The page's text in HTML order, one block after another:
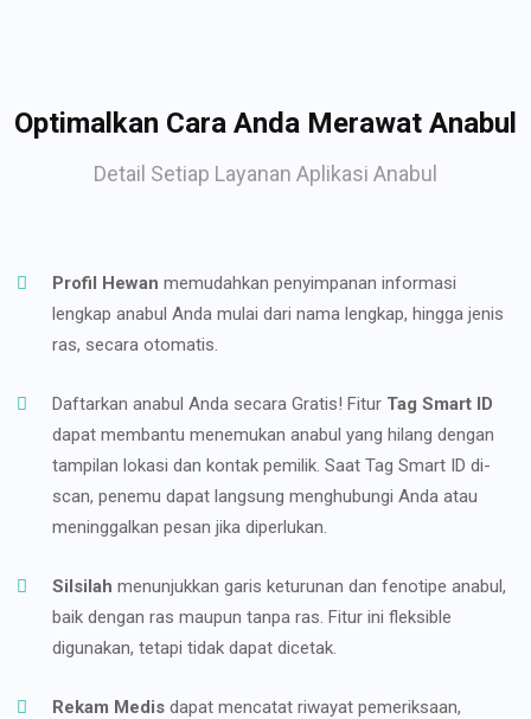
Optimalkan Cara Anda Merawat Anabul
Detail Setiap Layanan Aplikasi Anabul
Profil Hewan memudahkan penyimpanan informasi
lengkap anabul Anda mulai dari nama lengkap, hingga jenis
ras, secara otomatis.
Daftarkan anabul Anda secara Gratis! Fitur Tag Smart ID
dapat membantu menemukan anabul yang hilang dengan
tampilan lokasi dan kontak pemilik. Saat Tag Smart ID di-
scan, penemu dapat langsung menghubungi Anda atau
meninggalkan pesan jika diperlukan.
Silsilah menunjukkan garis keturunan dan fenotipe anabul,
baik dengan ras maupun tanpa ras. Fitur ini fleksible
digunakan, tetapi tidak dapat dicetak.
Rekam Medis dapat mencatat riwayat pemeriksaan,